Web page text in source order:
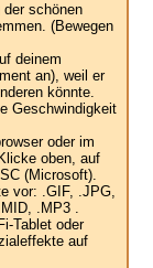
schönen
(Bewegen
deinem
an), weil er
könnte.
Geschwindigkeit
oder im
oben, auf
(Microsoft).
vor: .GIF, .JPG,
.MP3 .
Tablet oder
auf